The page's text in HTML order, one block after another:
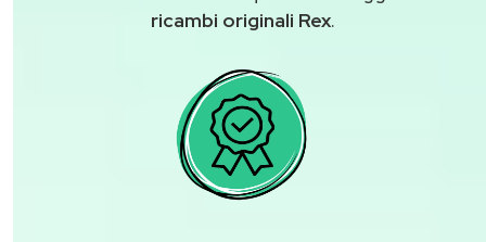
ricambi originali Rex.